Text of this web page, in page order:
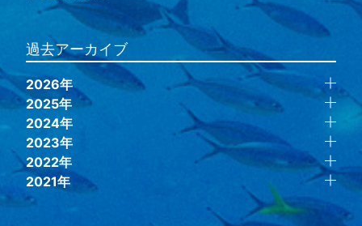
過去アーカイブ
2026年
2025年
2024年
2023年
2022年
2021年